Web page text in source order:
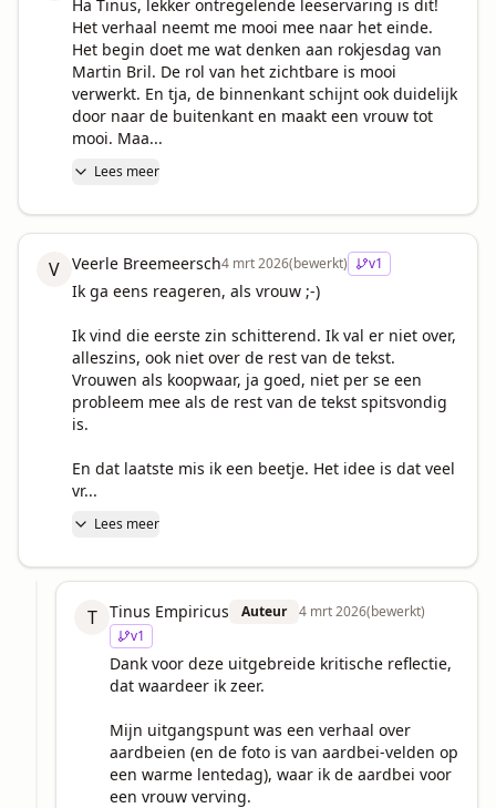
Ha Tinus, lekker ontregelende leeservaring is dit!
Het verhaal neemt me mooi mee naar het einde.
Het begin doet me wat denken aan rokjesdag van
Martin Bril. De rol van het zichtbare is mooi
verwerkt. En tja, de binnenkant schijnt ook duidelijk
door naar de buitenkant en maakt een vrouw tot
mooi. Maa...
Lees meer
V Veerle Breemeersch4 mrt 2026(bewerkt) v1
Ik ga eens reageren, als vrouw ;-)
Ik vind die eerste zin schitterend. Ik val er niet over,
alleszins, ook niet over de rest van de tekst.
Vrouwen als koopwaar, ja goed, niet per se een
probleem mee als de rest van de tekst spitsvondig
is.
En dat laatste mis ik een beetje. Het idee is dat veel
vr...
Lees meer
T Tinus Empiricus Auteur 4 mrt 2026(bewerkt)
v1
Dank voor deze uitgebreide kritische reflectie,
dat waardeer ik zeer.
Mijn uitgangspunt was een verhaal over
aardbeien (en de foto is van aardbei-velden op
een warme lentedag), waar ik de aardbei voor
een vrouw verving.